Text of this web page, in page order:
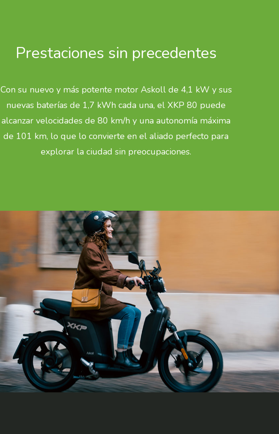
Prestaciones sin precedentes
Con su nuevo y más potente motor Askoll de 4,1 kW y sus
nuevas baterías de 1,7 kWh cada una, el XKP 80 puede
alcanzar velocidades de 80 km/h y una autonomía máxima
de 101 km, lo que lo convierte en el aliado perfecto para
explorar la ciudad sin preocupaciones.